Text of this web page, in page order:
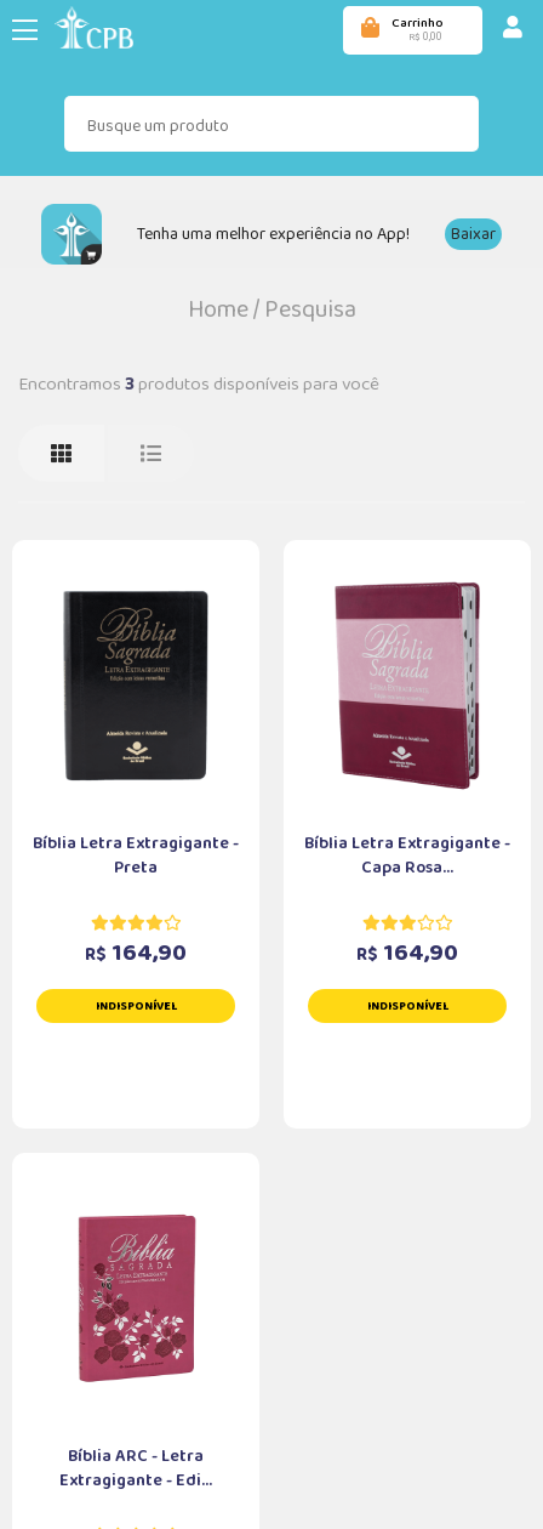
Carrinho
R$ 0,00
Tenha uma melhor experiência no App! Baixar
Home/Pesquisa
Encontramos3produtos disponíveis para você
Bíblia Letra Extragigante -
Preta
R$ 164,90
INDISPONÍVEL
Bíblia Letra Extragigante -
Capa Rosa...
R$ 164,90
INDISPONÍVEL
Bíblia ARC - Letra
Extragigante - Edi...